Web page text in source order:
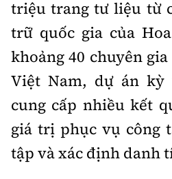
triệu trang tư liệu từ
trữ quốc gia của
khoảng 40 chuyên
Việt Nam, dự án kỳ
cung cấp nhiều kết
giá trị phục vụ công
tập và xác định danh